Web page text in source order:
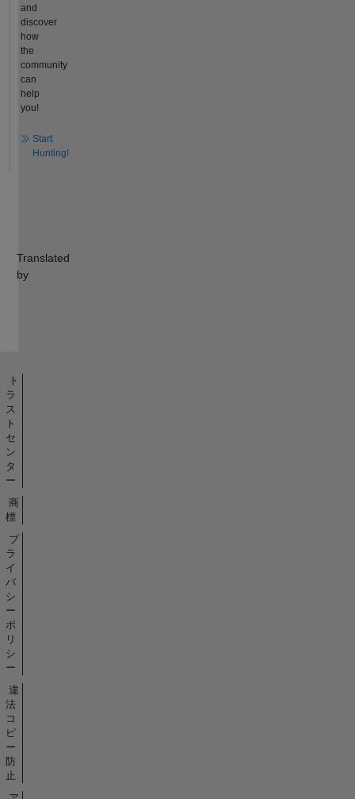
and
discover
how
the
community
can
help
you!
Start
Hunting!
Translated
by
ト
ラ
ス
ト
セ
ン
タ
ー
商
標
プ
ラ
イ
バ
シ
ー
ポ
リ
シ
ー
違
法
コ
ピ
ー
防
止